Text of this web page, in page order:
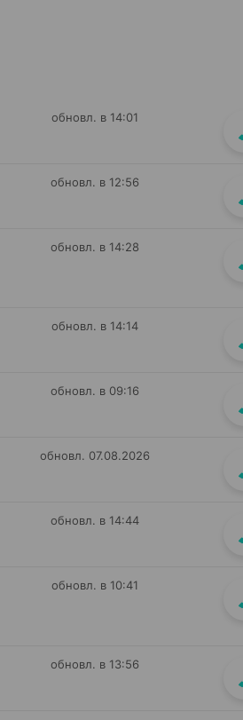
обновл. в 14:01
обновл. в 12:56
обновл. в 14:28
обновл. в 14:14
обновл. в 09:16
обновл. 07.08.2026
обновл. в 14:44
обновл. в 10:41
обновл. в 13:56